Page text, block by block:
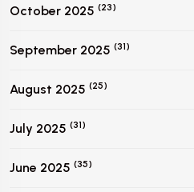
October 2025 (23)
September 2025 (31)
August 2025 (25)
July 2025 (31)
June 2025 (35)